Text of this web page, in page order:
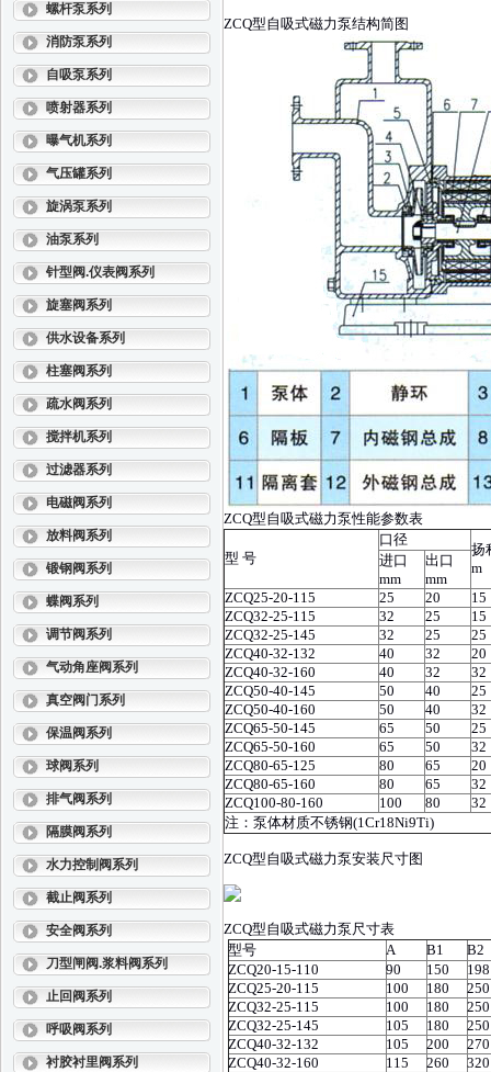
螺杆泵系列
消防泵系列
自吸泵系列
喷射器系列
曝气机系列
气压罐系列
旋涡泵系列
油泵系列
针型阀.仪表阀系列
旋塞阀系列
供水设备系列
柱塞阀系列
疏水阀系列
搅拌机系列
过滤器系列
电磁阀系列
放料阀系列
锻钢阀系列
蝶阀系列
调节阀系列
气动角座阀系列
真空阀门系列
保温阀系列
球阀系列
排气阀系列
隔膜阀系列
水力控制阀系列
截止阀系列
安全阀系列
刀型闸阀.浆料阀系列
止回阀系列
呼吸阀系列
衬胶衬里阀系列
ZCQ型自吸式磁力泵结构简图
ZCQ型自吸式磁力泵性能参数表
型 号
口径
扬
m
进口
mm
出口
mm
ZCQ25-20-115
25 20
15
ZCQ32-25-115
32 25
15
ZCQ32-25-145
32 25
25
ZCQ40-32-132
40 32
20
ZCQ40-32-160
40 32
32
ZCQ50-40-145
50 40
25
ZCQ50-40-160
50 40
32
ZCQ65-50-145
65 50
25
ZCQ65-50-160
65 50
32
ZCQ80-65-125
80 65
20
ZCQ80-65-160
80 65
32
ZCQ100-80-160
100 80
32
注：泵体材质不锈钢(1Cr18Ni9Ti)
ZCQ型自吸式磁力泵安装尺寸图
ZCQ型自吸式磁力泵尺寸表
型号
A B1
B2
ZCQ20-15-110
90 150
198
ZCQ25-20-115
100 180
250
ZCQ32-25-115
100 180
250
ZCQ32-25-145
105 180
250
ZCQ40-32-132
105 200
270
ZCQ40-32-160
115 260
320